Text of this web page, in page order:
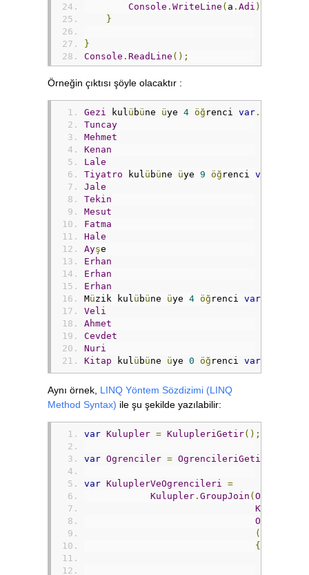
Console . WriteLine ( a . Adi );
}
}
Console . ReadLine ();
Örneğin çıktısı şöyle olacaktır :
Gezi kul ü büne üye 4 öğ renci var .
Tuncay
Mehmet
Kenan
Lale
Tiyatro kul ü büne üye 9 öğ renci var
Jale
Tekin
Mesut
Fatma
Hale
Ayşe
Erhan
Erhan
Erhan
Müzik kul ü büne üye 4 öğ renci var
Veli
Ahmet
Cevdet
Nuri
Kitap kul ü büne üye 0 öğ renci var
Aynı örnek, LINQ Yöntem Sözdizimi (LINQ
Method Syntax) ile şu şekilde yazılabilir:
var Kulupler = KulupleriGetir();
var Ogrenciler = OgrencileriGetir
var KuluplerVeOgrencileri
=
Kulupler . GroupJoin (
Kulup
Ogrenci
(
{